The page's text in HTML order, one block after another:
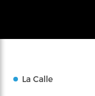
La Calle